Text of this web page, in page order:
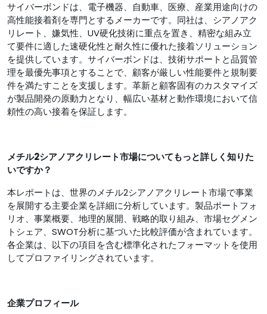
サイバーボンドは、電子機器、自動車、医療、産業用途向けの
高性能接着剤を専門とするメーカーです。同社は、シアノアク
リレート、嫌気性、UV硬化技術に重点を置き、精密な組み立
て要件に適した速硬化性と耐久性に優れた接着ソリューション
を提供しています。サイバーボンドは、技術サポートと品質管
理を最優先事項とすることで、顧客が厳しい性能要件と規制要
件を満たすことを支援します。革新と顧客固有のカスタマイズ
が製品開発の原動力となり、幅広い基材と動作環境において信
頼性の高い接着を保証します。
メチル2シアノアクリレート市場についてもっと詳しく知りた
いですか？
本レポートは、世界のメチル2シアノアクリレート市場で事業
を展開する主要企業を詳細に分析しています。製品ポートフォ
リオ、事業概要、地理的展開、戦略的取り組み、市場セグメン
トシェア、SWOT分析に基づいた比較評価が含まれています。
各企業は、以下の項目を含む標準化されたフォーマットを使用
してプロファイリングされています。
企業プロフィール